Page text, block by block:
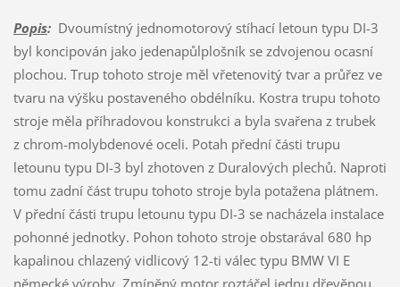
Popis:Dvoumístný jednomotorový stíhací letoun typu DI-3
byl koncipován jako jedenapůlplošník se zdvojenou ocasní
plochou. Trup tohoto stroje měl vřetenovitý tvar a průřez ve
tvaru na výšku postaveného obdélníku. Kostra trupu tohoto
stroje měla příhradovou konstrukci a byla svařena z trubek
z chrom-molybdenové oceli. Potah přední části trupu
letounu typu DI-3 byl zhotoven z Duralových plechů. Naproti
tomu zadní část trupu tohoto stroje byla potažena plátnem.
V přední části trupu letounu typu DI-3 se nacházela instalace
pohonné jednotky. Pohon tohoto stroje obstarával 680 hp
kapalinou chlazený vidlicový 12-ti válec typu BMW VI E